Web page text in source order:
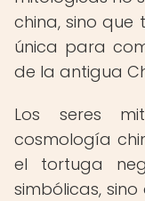
china, sino
única para
de la antigua
Los seres
cosmología
el tortuga
simbólicas,